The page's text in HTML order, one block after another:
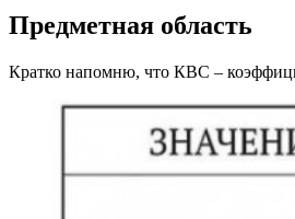
Предметная область
Кратко напомню, что КВС –